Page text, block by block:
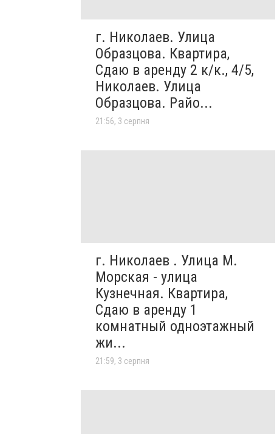
г. Николаев. Улица
Образцова. Квартира,
Сдаю в аренду 2 к/к., 4/5,
Николаев. Улица
Образцова. Райо...
21:56, 3 серпня
г. Николаев . Улица М.
Морская - улица
Кузнечная. Квартира,
Сдаю в аренду 1
комнатный одноэтажный
жи...
21:59, 3 серпня